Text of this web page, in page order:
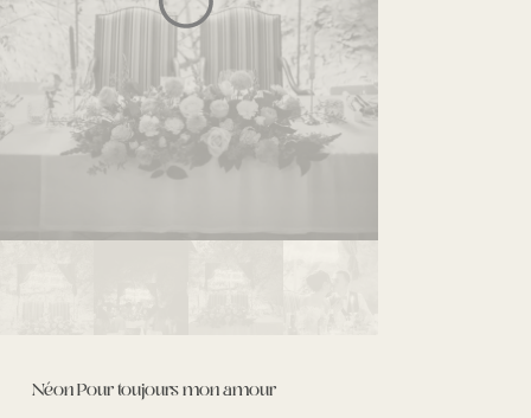
Néon Pour toujours mon amour